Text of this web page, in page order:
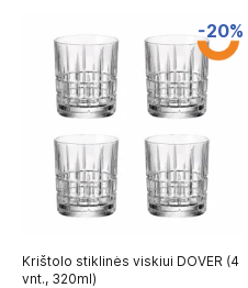
-20%
Krištolo stiklinės viskiui DOVER (4
vnt., 320ml)